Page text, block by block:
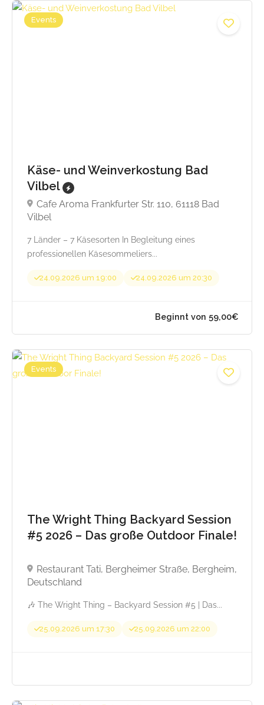
Events
Käse- und Weinverkostung Bad
Vilbel
Cafe Aroma Frankfurter Str. 110, 61118 Bad
Vilbel
7 Länder – 7 Käsesorten In Begleitung eines
professionellen Käsesommeliers...
24.09.2026 um 19:00 24.09.2026 um 20:30
Events
The Wright Thing Backyard Session
#5 2026 – Das große Outdoor Finale!
Restaurant Tati, Bergheimer Straße, Bergheim,
Deutschland
🎶 The Wright Thing – Backyard Session #5 | Das...
25.09.2026 um 17:30 25.09.2026 um 22:00